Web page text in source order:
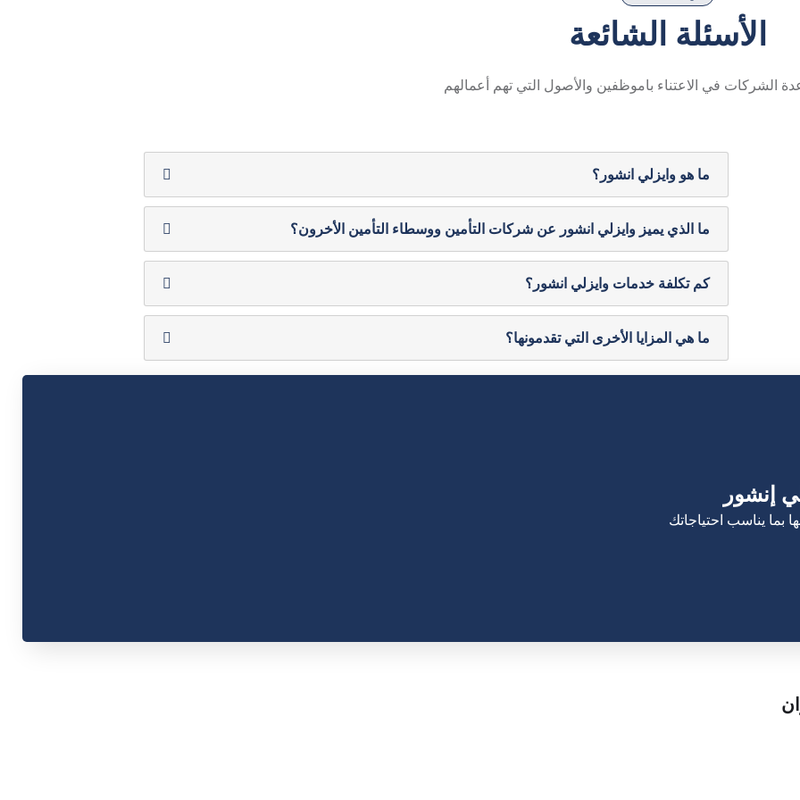
الأسئلة الشائعة
الشركات في الاعتناء باموظفين والأصول التي تهم أعمالهم
ما هو وايزلي انشور؟
ما الذي يميز وايزلي انشور عن شركات التأمين ووسطاء التأمين الأخرون؟
كم تكلفة خدمات وايزلي انشور؟
ما هي المزايا الأخرى التي تقدمونها؟
إنشور
يناسب احتياجاتك